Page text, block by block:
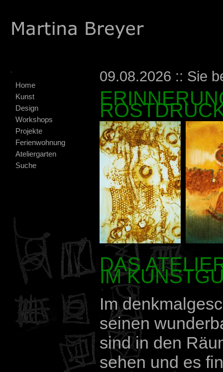
Home
Kunst
Design
Workshops
Projekte
Ferienwohnung
Ateliergarten
Suche
09.08.2026 :: Sie
DAS
IM
Im
seinen
sind in den
sehen und es